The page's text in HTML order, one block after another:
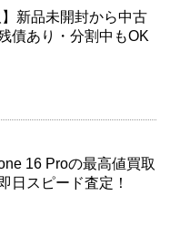
】新品未開封から中古
債あり・分割中もOK
16 Proの最高値買取
日スピード査定！